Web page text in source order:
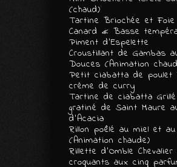
(chaud)
Tartine Briochée et
Canard « Basse
Piment d’Espelette
Croustillant de Gambas
Douces (Animation
Petit ciabatta de poulet
crème de curry
Tartine de ciabatta
gratiné de Saint Maure
d’Acacia
Rillon poêlé au miel et au
(Animation chaude)
Rillette d’Omble
croquants aux cinq